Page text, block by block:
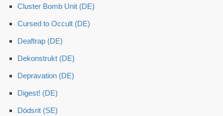
Cluster Bomb Unit (DE)
Cursed to Occult (DE)
Deaftrap (DE)
Dekonstrukt (DE)
Depravation (DE)
Digest! (DE)
Dödsrit (SE)